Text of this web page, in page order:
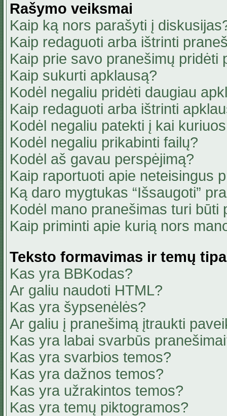
Rašymo veiksmai
Kaip ką nors parašyti į
Kaip redaguoti arba ištrinti
Kaip prie savo pranešimų pridėti
Kaip sukurti apklausą?
Kodėl negaliu pridėti daugiau
Kaip redaguoti arba ištrinti
Kodėl negaliu patekti į kai
Kodėl negaliu prikabinti failų?
Kodėl aš gavau perspėjimą?
Kaip raportuoti apie neteisingus
Ką daro mygtukas “Išsaugoti”
Kodėl mano pranešimas turi būti
Kaip priminti apie kurią nors
Teksto formavimas ir temų
Kas yra BBKodas?
Ar galiu naudoti HTML?
Kas yra šypsenėlės?
Ar galiu į pranešimą įtraukti
Kas yra labai svarbūs
Kas yra svarbios temos?
Kas yra dažnos temos?
Kas yra užrakintos temos?
Kas yra temų piktogramos?